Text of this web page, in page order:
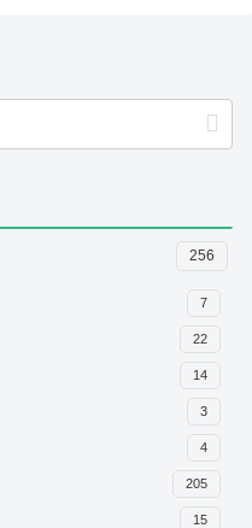
256
7
22
14
3
4
205
15